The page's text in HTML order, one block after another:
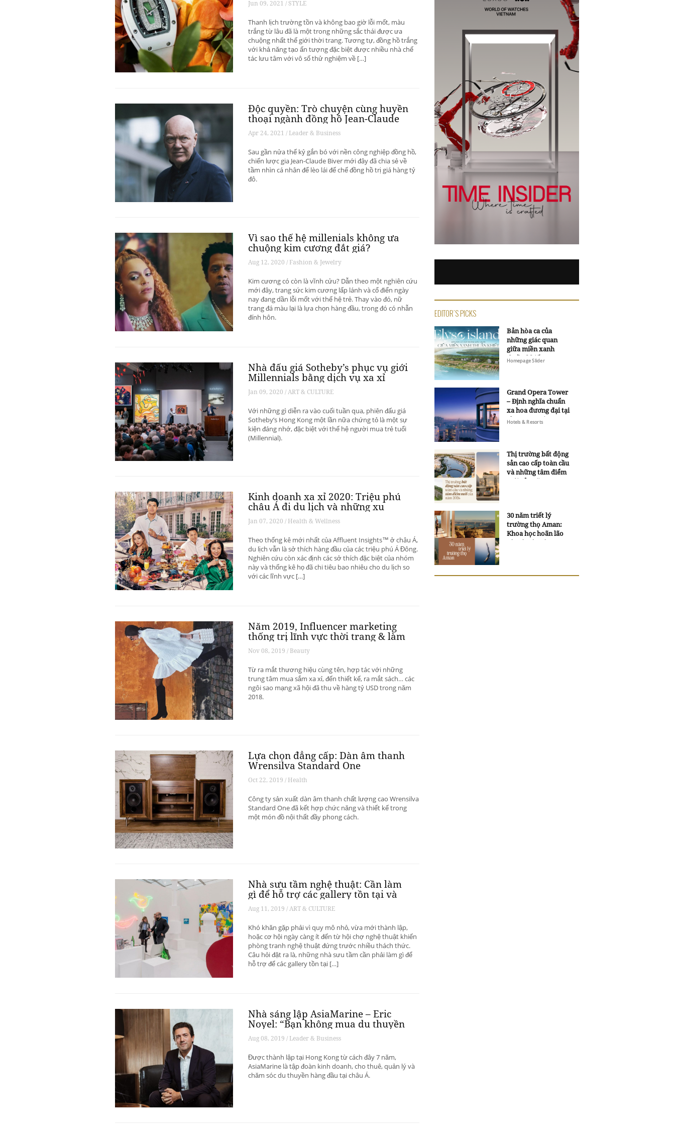
Jun 09, 2021 / STYLE
Thanh lịch trường tồn và không bao giờ lỗi mốt, màu
trắng từ lâu đã là một trong những sắc thái được ưa
chuộng nhất thế giới thời trang. Tương tự, đồng hồ trắng
với khả năng tạo ấn tượng đặc biệt được nhiều nhà chế
tác lưu tâm với vô số thử nghiệm về […]
Độc quyền: Trò chuyện cùng huyền
thoại ngành đồng hồ Jean-Claude
Biver
Apr 24, 2021 / Leader & Business
Sau gần nửa thế kỷ gắn bó với nền công nghiệp đồng hồ,
chiến lược gia Jean-Claude Biver mới đây đã chia sẻ về
tầm nhìn cá nhân để lèo lái đế chế đồng hồ trị giá hàng tỷ
đô.
Vì sao thế hệ millenials không ưa
chuộng kim cương đắt giá?
Aug 12, 2020 / Fashion & Jewelry
Kim cương có còn là vĩnh cửu? Dẫn theo một nghiên cứu
mới đây, trang sức kim cương lấp lánh và cổ điển ngày
nay đang dần lỗi mốt với thế hệ trẻ. Thay vào đó, nữ
trang đá màu lại là lựa chọn hàng đầu, trong đó có nhẫn
đính hôn.
Nhà đấu giá Sotheby’s phục vụ giới
Millennials bằng dịch vụ xa xỉ
Jan 09, 2020 / ART & CULTURE
Với những gì diễn ra vào cuối tuần qua, phiên đấu giá
Sotheby’s Hong Kong một lần nữa chứng tỏ là một sự
kiện đáng nhớ, đặc biệt với thế hệ người mua trẻ tuổi
(Millennial).
Kinh doanh xa xỉ 2020: Triệu phú
châu Á đi du lịch và những xu
hướng có thể thay đổi ngành du
lịch thượng lưu
Jan 07, 2020 / Health & Wellness
Theo thống kê mới nhất của Affluent Insights™ ở châu Á,
du lịch vẫn là sở thích hàng đầu của các triệu phú Á Đông.
Nghiên cứu còn xác định các sở thích đặc biệt của nhóm
này và thống kê họ đã chi tiêu bao nhiêu cho du lịch so
với các lĩnh vực […]
Năm 2019, Influencer marketing
thống trị lĩnh vực thời trang & làm
đẹp
Nov 08, 2019 / Beauty
Từ ra mắt thương hiệu cùng tên, hợp tác với những
trung tâm mua sắm xa xỉ, đến thiết kế, ra mắt sách… các
ngôi sao mạng xã hội đã thu về hàng tỷ USD trong năm
2018.
Lựa chọn đẳng cấp: Dàn âm thanh
Wrensilva Standard One
Oct 22, 2019 / Health
Công ty sản xuất dàn âm thanh chất lượng cao Wrensilva
Standard One đã kết hợp chức năng và thiết kế trong
một món đồ nội thất đầy phong cách.
Nhà sưu tầm nghệ thuật: Cần làm
gì để hỗ trợ các gallery tồn tại và
phát triển? – Phần 1
Aug 11, 2019 / ART & CULTURE
Khó khăn gặp phải vì quy mô nhỏ, vừa mới thành lập,
hoặc cơ hội ngày càng ít đến từ hội chợ nghệ thuật khiến
phòng tranh nghệ thuật đứng trước nhiều thách thức.
Câu hỏi đặt ra là, những nhà sưu tầm cần phải làm gì để
hỗ trợ để các gallery tồn tại […]
Nhà sáng lập AsiaMarine – Eric
Noyel: “Bạn không mua du thuyền
để đầu tư sinh lời”
Aug 08, 2019 / Leader & Business
Được thành lập tại Hong Kong từ cách đây 7 năm,
AsiaMarine là tập đoàn kinh doanh, cho thuê, quản lý và
chăm sóc du thuyền hàng đầu tại châu Á.
EDITOR'S PICKS
Bản hòa ca của
những giác quan
giữa miền xanh
thuần khiết
Homepage Slider
Grand Opera Tower
– Định nghĩa chuẩn
xa hoa đương đại tại
Sheraton Saigon
Hotels & Resorts
Thị trường bất động
sản cao cấp toàn cầu
và những tâm điểm
mới của năm 2026
30 năm triết lý
trường thọ Aman:
Khoa học hoãn lão
và trí tuệ ngàn xưa